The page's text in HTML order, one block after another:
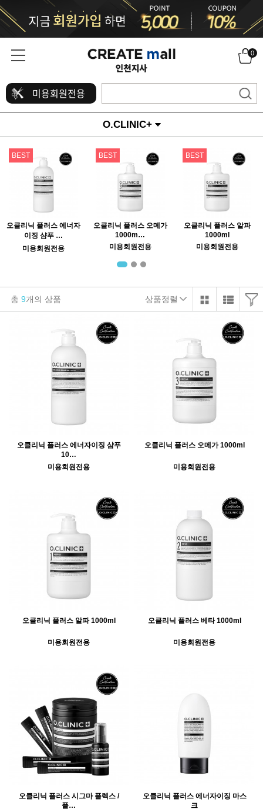
0
미용회원전용
O.CLINIC+
BEST
오클리닉 플러스 에너자
이징 샴푸 …
미용회원전용
BEST
오클리닉 플러스 오메가
1000m…
미용회원전용
BEST
오클리닉 플러스 알파
1000ml
미용회원전용
총 9개의 상품 상품정렬
오클리닉 플러스 에너자이징 샴푸
10…
미용회원전용
오클리닉 플러스 오메가 1000ml
미용회원전용
오클리닉 플러스 알파 1000ml
미용회원전용
오클리닉 플러스 베타 1000ml
미용회원전용
오클리닉 플러스 시그마 플렉스 /
플…
오클리닉 플러스 에너자이징 마스
크